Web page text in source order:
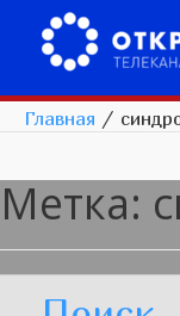
Главная /
Метка: